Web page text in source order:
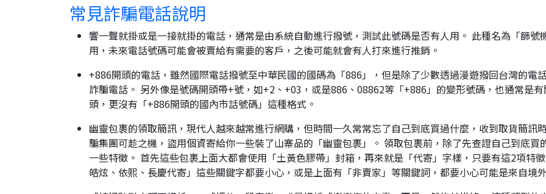
常見詐騙電話說明
響一聲就掛或是一接就掛的電話，通常是由系統自動進行撥號，測試此號碼是否有人用。 此種名為「篩
用，未來電話號碼可能會被賣給有需要的客戶，之後可能就會有人打來進行推銷。
+886開頭的電話，雖然國際電話撥號至中華民國的國碼為「886」，但是除了少數透過漫遊撥回台灣的電
詐騙電話。 另外像是號碼開頭帶+號，如+2、+03，或是886、08862等「+886」的變形號碼，也通常是
頭，更沒有「+886開頭的國內市話號碼」這種格式。
幽靈包裹的領取簡訊，現代人越來越常進行網購，但時間一久常常忘了自己到底買過什麼，收到取貨簡訊
騙集團可趁之機，盜用個資寄給你一些裝了山寨品的「幽靈包裹」。 領取包裹前，除了先查證自己到底
一些特徵。 首先這些包裹上面大都會使用「土黃色膠帶」封箱，再來就是「代寄」字樣，只要有這2項特
皓炫、依熙、長慶代寄」這些關鍵字都要小心，或是上面有「非賣家」等關鍵詞，都要小心可能是來自境